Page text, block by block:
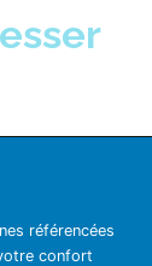
référencées
confort